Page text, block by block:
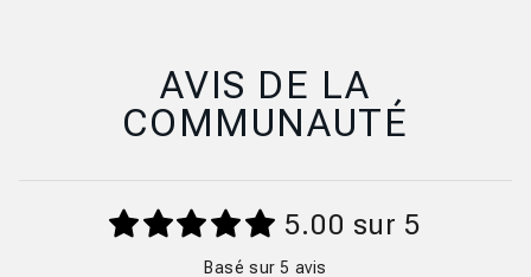
AVIS DE LA
COMMUNAUTÉ
5.00 sur 5
Basé sur 5 avis